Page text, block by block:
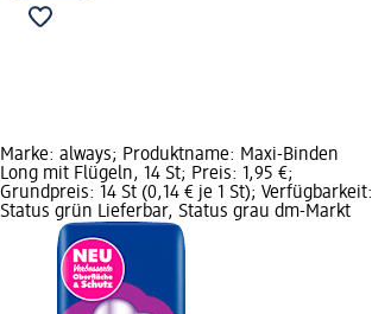
Marke: always; Produktname: Maxi-Binden
Long mit Flügeln, 14 St; Preis: 1,95 €;
Grundpreis: 14 St (0,14 € je 1 St); Verfügbarkeit:
Status grün Lieferbar, Status grau dm-Markt